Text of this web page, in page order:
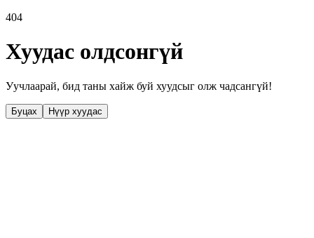
404
Хуудас олдсонгүй
Уучлаарай, бид таны хайж буй хуудсыг олж чадсангүй!
Буцах Нүүр хуудас